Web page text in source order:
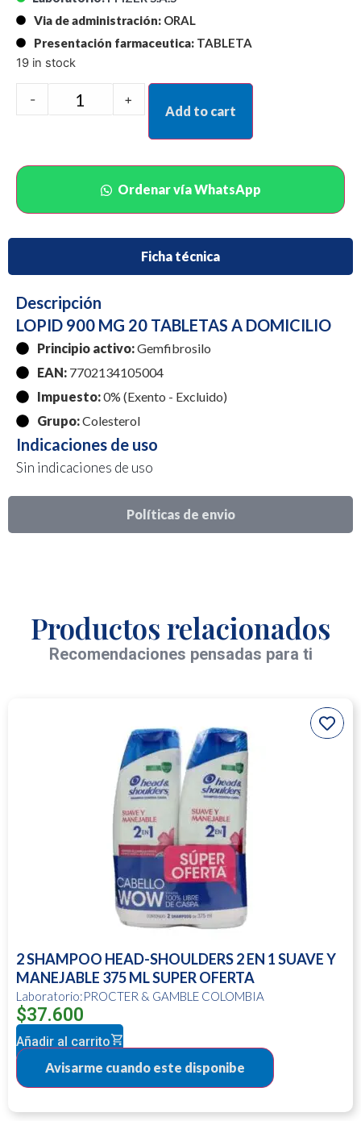
Via de administración: ORAL
Presentación farmaceutica: TABLETA
19 in stock
- +
Add to cart
Ordenar vía WhatsApp
Ficha técnica
Políticas de envio
Descripción
LOPID 900 MG 20 TABLETAS A DOMICILIO
Principio activo:Gemfibrosilo
EAN: 7702134105004
Impuesto:0% (Exento - Excluido)
Grupo:Colesterol
Indicaciones de uso
Sin indicaciones de uso
Productos relacionados
Recomendaciones pensadas para ti
2 SHAMPOO HEAD-SHOULDERS 2 EN 1 SUAVE Y
MANEJABLE 375 ML SUPER OFERTA
Laboratorio:PROCTER & GAMBLE COLOMBIA
$37.600
Añadir al carrito